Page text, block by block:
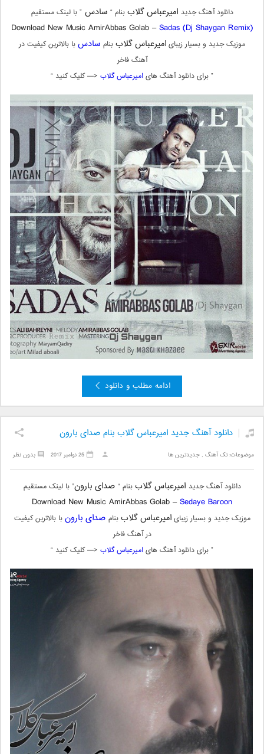
دانلود آهنگ جدید امیرعباس گلاببنام “ سادس” با لینک مستقیم
Download New Music AmirAbbas Golab –Sadas (Dj Shaygan Remix)
موزیک جدید و بسیار زیبایامیرعباس گلاببنام سادسبا بالاترین کیفیت در
آهنگ فاخر
” برای دانلود آهنگ هایامیرعباس گلاب <— کلیک کنید “
ادامه مطلب و دانلود
دانلود آهنگ جدید امیرعباس گلاب بنام صدای بارون
موضوعات:تک آهنگ ,جدیدترین ها بدون نظر 25 نوامبر 2017
دانلود آهنگ جدید امیرعباس گلاببنام “ صدای بارون” با لینک مستقیم
Download New Music AmirAbbas Golab –Sedaye Baroon
موزیک جدید و بسیار زیبایامیرعباس گلاببنام صدای بارونبا بالاترین کیفیت
در آهنگ فاخر
” برای دانلود آهنگ هایامیرعباس گلاب <— کلیک کنید “